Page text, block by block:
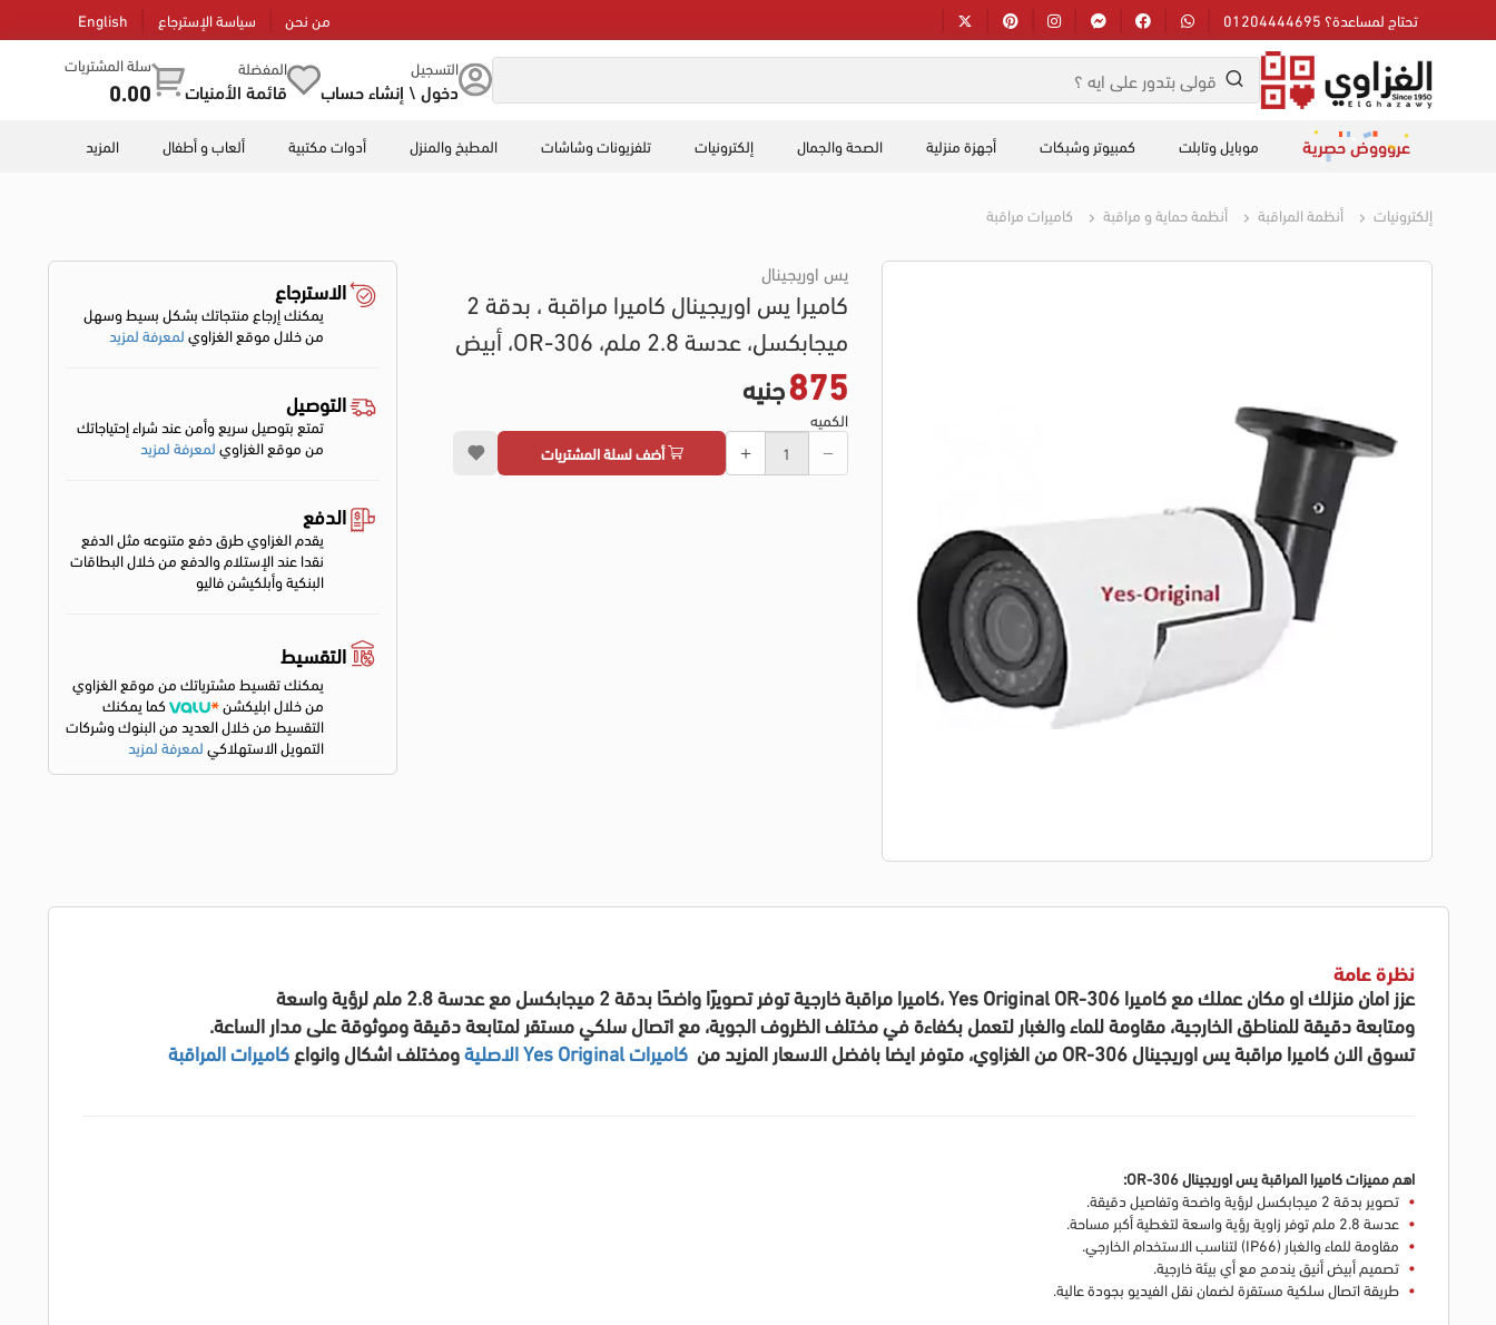
تحتاج لمساعدة؟ 01204444695 من نحن سياسة الإسترجاع English
التسجيل
دخول \ إنشاء حساب
المفضلة
قائمة الأمنيات
سلة المشتريات
0.00
عروووض حصرية موبايل وتابلت كمبيوتر وشبكات أجهزة منزلية الصحة والجمال إلكترونيات تلفزيونات وشاشات المطبخ والمنزل أدوات مكتبية ألعاب و أطفال المزيد
إلكترونيات أنظمة المراقبة أنظمة حماية و مراقبة كاميرات مراقبة
يس اوريجينال
كاميرا يس اوريجينال كاميرا مراقبة ، بدقة 2
ميجابكسل، عدسة 2.8 ملم، OR-306، أبيض
875جنيه
الكميه
أضف لسلة المشتريات
الاسترجاع
يمكنك إرجاع منتجاتك بشكل بسيط وسهل
من خلال موقع الغزاويلمعرفة لمزيد
التوصيل
تمتع بتوصيل سريع وأمن عند شراء إحتياجاتك
من موقع الغزاويلمعرفة لمزيد
الدفع
يقدم الغزاوي طرق دفع متنوعه مثل الدفع
نقدا عند الإستلام والدفع من خلال البطاقات
البنكية وأبلكيشن فاليو
التقسيط
يمكنك تقسيط مشترياتك من موقع الغزاوي
من خلال ابليكشن
كما يمكنك
التقسيط من خلال العديد من البنوك وشركات
التمويل الاستهلاكيلمعرفة لمزيد
نظرة عامة
عزز امان منزلك او مكان عملك مع كاميرا Yes Original OR-306 ،كاميرا مراقبة خارجية توفر تصويرًا واضحًا بدقة 2 ميجابكسل مع عدسة 2.8 ملم لرؤية واسعة
ومتابعة دقيقة للمناطق الخارجية، مقاومة للماء والغبار لتعمل بكفاءة في مختلف الظروف الجوية، مع اتصال سلكي مستقر لمتابعة دقيقة وموثوقة على مدار الساعة.
تسوق الان كاميرا مراقبة يس اوريجينال OR-306 من الغزاوي، متوفر ايضا بافضل الاسعار المزيد من
كاميرات Yes Original الاصلية ومختلف اشكال وانواعكاميرات المراقبة
اهم مميزات كاميرا المراقبة يس اوريجينال OR-306:
تصوير بدقة 2 ميجابكسل لرؤية واضحة وتفاصيل دقيقة.
عدسة 2.8 ملم توفر زاوية رؤية واسعة لتغطية أكبر مساحة.
مقاومة للماء والغبار (IP66) لتناسب الاستخدام الخارجي.
تصميم أبيض أنيق يندمج مع أي بيئة خارجية.
طريقة اتصال سلكية مستقرة لضمان نقل الفيديو بجودة عالية.